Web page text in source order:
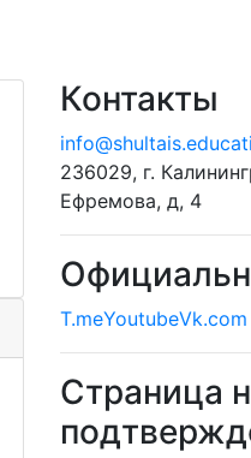
Контакты
236029, г.
Ефремова, д, 4
T.meYoutubeVk.com
Страница